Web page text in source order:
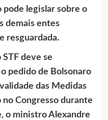
pode legislar sobre o
demais entes
resguardada.
STF deve se
pedido de Bolsonaro
das Medidas
Congresso durante
o ministro Alexandre